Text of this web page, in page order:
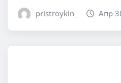
pristroykin_ Апр